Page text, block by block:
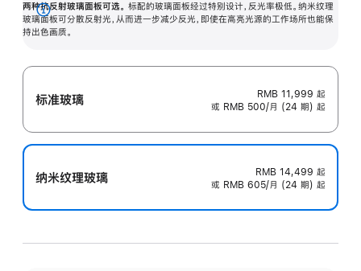
两种抗反射玻璃面板可选。 标配的玻璃面板经过特别设计，反光率极低。纳米纹理
玻璃面板可分散反射光，从而进一步减少反光，即使在高亮光源的工作场所也能保
持出色画质。
展
开
标准玻璃 RMB 11,999 起
或 RMB 500/月 (24 期) 起
纳米纹理玻璃 RMB 14,499 起
或 RMB 605/月 (24 期) 起